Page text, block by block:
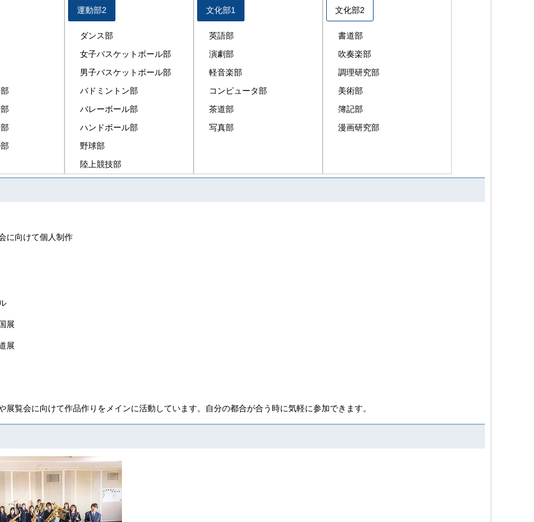
運動部2
ダンス部
女子バスケットボール部
男子バスケットボール部
バドミントン部
バレーボール部
ハンドボール部
野球部
陸上競技部
文化部1
英語部
演劇部
軽音楽部
コンピュータ部
茶道部
写真部
文化部2
書道部
吹奏楽部
調理研究部
美術部
簿記部
漫画研究部
に向けて個人制作
展
展
展覧会に向けて作品作りをメインに活動しています。自分の都合が合う時に気軽に参加できます。